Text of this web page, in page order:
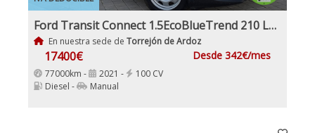
Ford Transit Connect 1.5EcoBlueTrend 210 L2 4 Puertas 100Cv Nacional IVA y Garantía Incl Etiqueta C
En nuestra sede de Torrejón de Ardoz
17400€ Desde 342€/mes
77000km - 2021 -
100 CV
Diesel -
Manual